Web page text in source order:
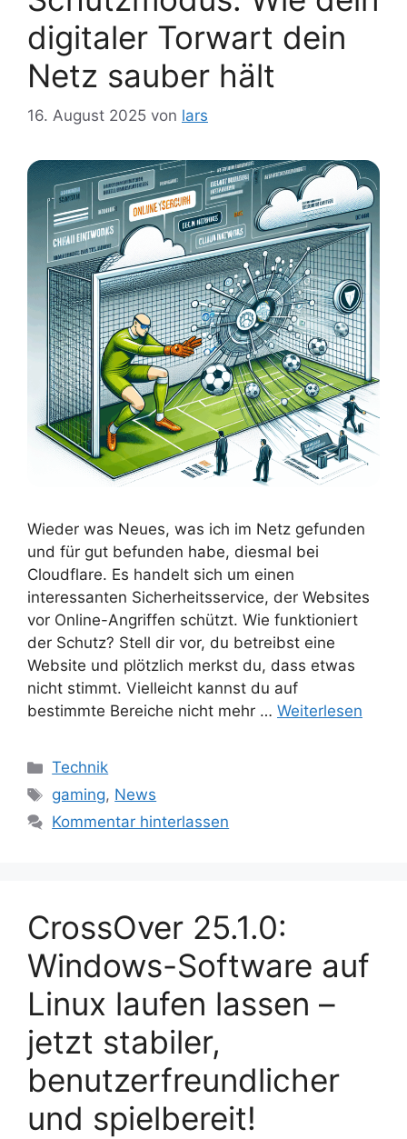
digitaler Torwart dein
Netz sauber hält
16. August 2025 von lars
Wieder was Neues, was ich im Netz gefunden
und für gut befunden habe, diesmal bei
Cloudflare. Es handelt sich um einen
interessanten Sicherheitsservice, der Websites
vor Online-Angriffen schützt. Wie funktioniert
der Schutz? Stell dir vor, du betreibst eine
Website und plötzlich merkst du, dass etwas
nicht stimmt. Vielleicht kannst du auf
bestimmte Bereiche nicht mehr … Weiterlesen
Kategorien
Technik
Schlagwörter
gaming, News
Kommentar hinterlassen
CrossOver 25.1.0:
Windows-Software auf
Linux laufen lassen –
jetzt stabiler,
benutzerfreundlicher
und spielbereit!